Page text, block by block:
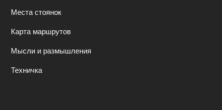
Места стоянок
Карта маршрутов
Мысли и размышления
Техничка